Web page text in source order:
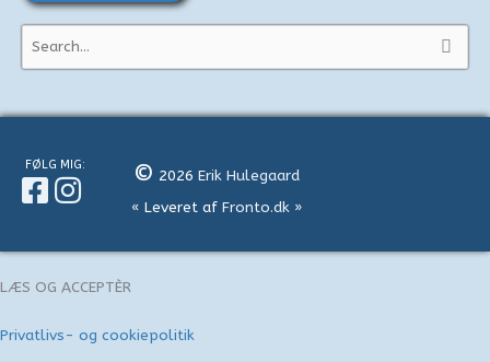
ø
fFØLG MIG: © 2026 Erik Hulegaard
« Leveret af Fronto.dk »
LÆS OG ACCEPTÈR
Privatlivs- og cookiepolitik